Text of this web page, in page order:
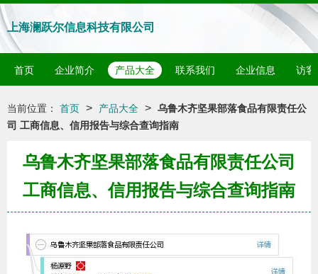
上海澜跃尔信息科技有限公司
首页 企业简介 产品大全 联系我们 企业信息 访客
当前位置： 首页 > 产品大全 > 乌鲁木齐坚果部落食品有限责任公
司 工商信息、信用报告与综合查询指南
乌鲁木齐坚果部落食品有限责任公司
工商信息、信用报告与综合查询指南